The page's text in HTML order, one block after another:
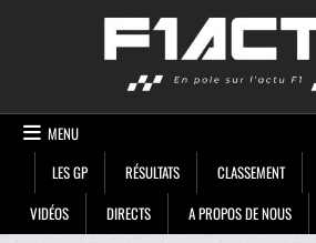
MENU
LES GP
RÉSULTATS CLASSEMENT
VIDÉOS
DIRECTS A PROPOS DE NOUS